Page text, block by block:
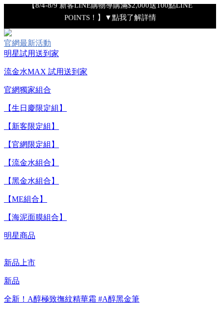
POINTS！】▼點我了解詳情
【綁定中信LINE Pay卡享最高6%回饋▼點我了解詳情
【重要公告】IPSA 無法驗證非官方通路銷售之品牌商品的真實
【8/7-8/9 下單加碼送全效輕透UV防曬乳9ml+明星體驗4件組】
【全新流金水MAX 百元試用送到家！再享回購金】▼點我立
官網最新活動
明星試用送到家
流金水MAX 試用送到家
官網獨家組合
【生日慶限定組】
【新客限定組】
【官網限定組】
【流金水組合】
【黑金水組合】
【ME組合】
【海泥面膜組合】
明星商品
新品上市
新品
全新！A醇極致撫紋精華霜 #A醇黑金筆